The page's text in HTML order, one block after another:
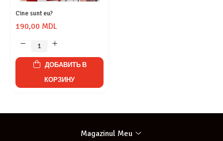
Cine sunt eu?
190,00 MDL
ДОБАВИТЬ В
КОРЗИНУ
Magazinul Meu